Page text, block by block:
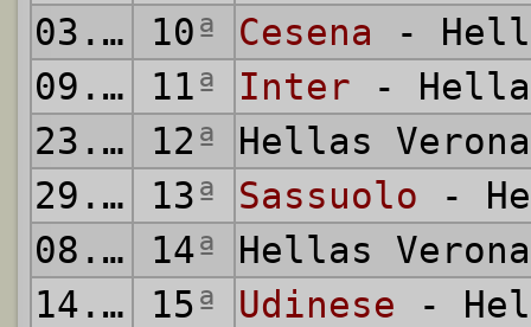
03.11.2014
10ª Cesena -
09.11.2014
11ª Inter -
23.11.2014
12ª
Hellas
29.11.2014
13ª Sassuolo -
08.12.2014
14ª
Hellas
14.12.2014
15ª Udinese -